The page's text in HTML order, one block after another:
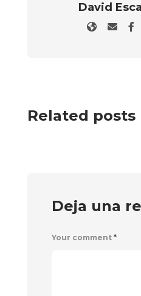
David
Related posts
Deja una
Your comment *